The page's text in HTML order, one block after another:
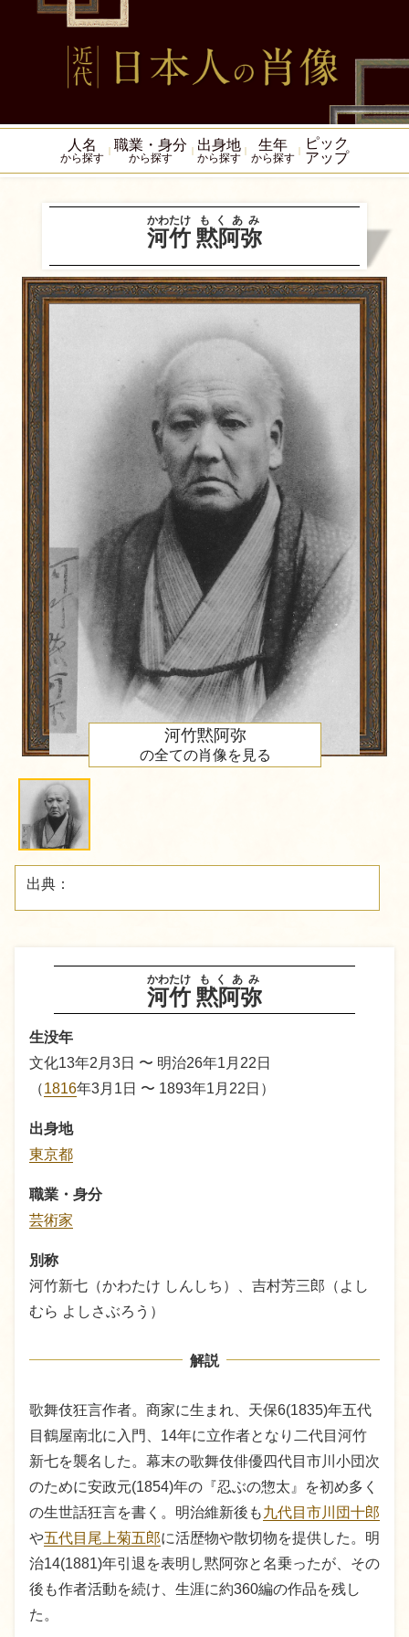
人名
から探す
職業・身分
から探す
出身地
から探す
生年
から探す
ピック
アップ
河竹
かわたけ
黙阿弥
もくあみ
生没年
文化13年2月3日 〜 明治26年1月22日
（1816年3月1日 〜 1893年1月22日）
出身地
東京都
職業・身分
芸術家
別称
河竹新七（かわたけ しんしち）、吉村芳三郎（よし
むら よしさぶろう）
解説
歌舞伎狂言作者。商家に生まれ、天保6(1835)年五代
目鶴屋南北に入門、14年に立作者となり二代目河竹
新七を襲名した。幕末の歌舞伎俳優四代目市川小団次
のために安政元(1854)年の『忍ぶの惣太』を初め多く
の生世話狂言を書く。明治維新後も九代目市川団十郎
や五代目尾上菊五郎に活歴物や散切物を提供した。明
治14(1881)年引退を表明し黙阿弥と名乗ったが、その
後も作者活動を続け、生涯に約360編の作品を残し
た。
河竹
かわたけ
黙阿弥
もくあみ
河竹黙阿弥
の全ての肖像を見る
出典：